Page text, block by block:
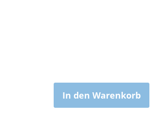
In den Warenkorb